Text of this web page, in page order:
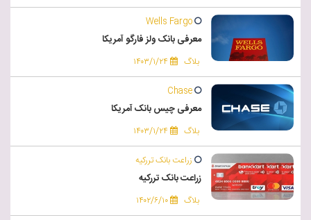
Wells Fargo
معرفی بانک ولز فارگو آمریکا
بلاگ ۱۴۰۳/۱/۲۴
Chase
معرفی چیس بانک آمریکا
بلاگ ۱۴۰۳/۱/۲۴
زراعت بانک تررکیه
زراعت بانک تررکیه
بلاگ ۱۴۰۲/۶/۱۰